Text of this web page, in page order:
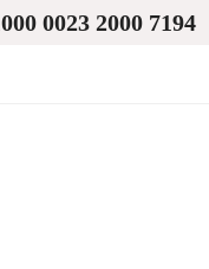
0023 2000 7194